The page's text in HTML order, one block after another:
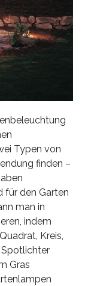
Typen von
finden –
für den Garten
man in
indem
Kreis,
Spotlichter
Gras